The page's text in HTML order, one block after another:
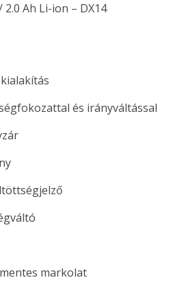
Ah Li-ion – DX14
és irányváltással
markolat